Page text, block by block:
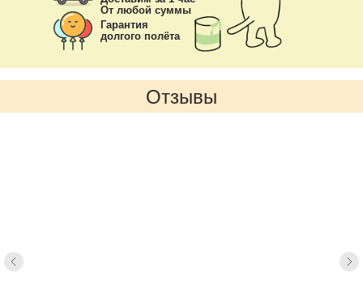
От любой суммы
Гарантия
долгого полёта
Отзывы